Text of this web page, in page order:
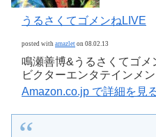
うるさくてゴメンねLIVE
posted with amazlet on 08.02.13
鳴瀬善博&うるさくてゴメ
ビクターエンタテインメ
Amazon.co.jp で詳細を見